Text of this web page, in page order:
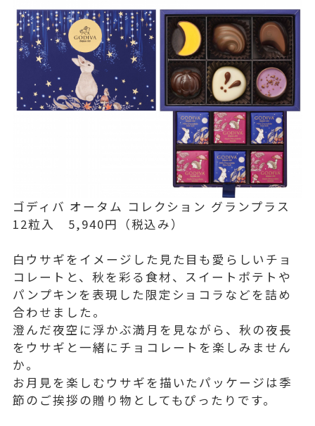
ゴディバ オータム コレクション グランプラス
12粒入 5,940円（税込み）
白ウサギをイメージした見た目も愛らしいチョ
コレートと、秋を彩る食材、スイートポテトや
パンプキンを表現した限定ショコラなどを詰め
合わせました。
澄んだ夜空に浮かぶ満月を見ながら、秋の夜長
をウサギと一緒にチョコレートを楽しみません
か。
お月見を楽しむウサギを描いたパッケージは季
節のご挨拶の贈り物としてもぴったりです。